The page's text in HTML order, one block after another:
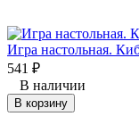
Игра настольная.
541 ₽
В наличии
В корзину